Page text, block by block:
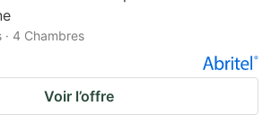
· 4 Chambres
Voir l’offre